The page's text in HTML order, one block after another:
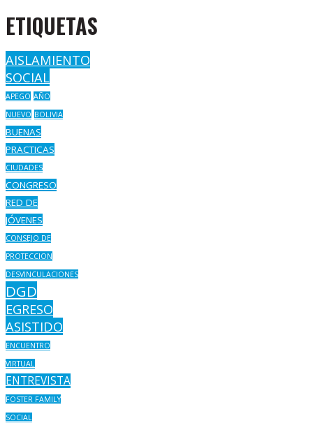
ETIQUETAS
AISLAMIENTO
SOCIAL
APEGO AÑO
NUEVO BOLIVIA
BUENAS
PRACTICAS
CIUDADES
CONGRESO
RED DE
JÓVENES
CONSEJO DE
PROTECCION
DESVINCULACIONES
DGD
EGRESO
ASISTIDO
ENCUENTRO
VIRTUAL
ENTREVISTA
FOSTER FAMILY
SOCIAL